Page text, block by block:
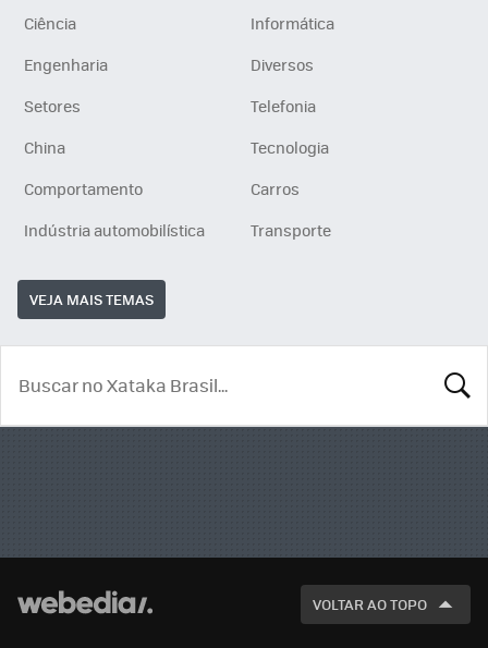
Ciência
Informática
Engenharia
Diversos
Setores
Telefonia
China
Tecnologia
Comportamento
Carros
Indústria automobilística
Transporte
VEJA MAIS TEMAS
VOLTAR AO TOPO